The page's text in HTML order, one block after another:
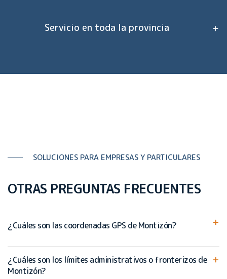
Servicio en toda la provincia
SOLUCIONES PARA EMPRESAS Y PARTICULARES
OTRAS PREGUNTAS FRECUENTES
¿Cuáles son las coordenadas GPS de Montizón?
¿Cuáles son los límites administrativos o fronterizos de
Montizón?